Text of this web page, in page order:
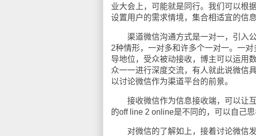
业大会上，可能就是同行。我们可以根
设置用户的需求情境，集合相适宜的信
渠道微信沟通方式是一对一，引入公
2种情形，一对多和许多个一对一。一
导地位，受众被动接收，博主可以运用
众一一进行深度交流，有人就此说微信
以讨论微信作为渠道平台的前景。
接收微信作为信息接收端，可以让互
的off line 2 online是不同的，可以自己思
对微信的了解如上，接着讨论微信发